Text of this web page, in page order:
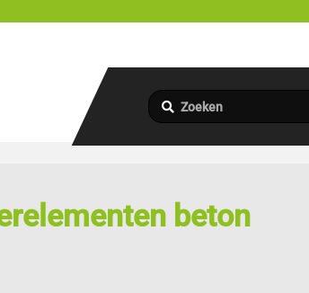
beton